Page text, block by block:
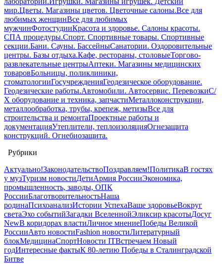
мир.Цветы. Магазины цветов. Цветочные салоны.Все для
любимых женщинВсе для любимых
мужчинФотостудииКрасота и здоровье. Салоны красоты.
СПА процедуры.Спорт. Спортивные товары. Спортивные
секции.Бани. Сауны. БассейныСанатории. Оздоровительные
центры. Базы отдыха.Кафе, рестораны, столовыеТоргово-
развлекательные центрыАптеки. Магазины медицинских
товаровБольницы, поликлиники,
стоматологииГосучрежденияГеодезическое оборудование.
Геодезические работы.Автомобили. Автосервис. ПеревозкиС/
Х оборудование и техника, запчастиМеталлоконструкции,
металлообработка, трубы, крепеж, метизыВсе для
строительства и ремонтаПроектные работы и
документацияУтеплители, теплоизоляцияОгнезащита
конструкций. Огнебиозащита.
Рубрики
Актуально!ЗаконодательствоПоздравляем!ПолитикаВ гостях
у музТуризм новостиДетиАрмия РоссииЭкономика,
промышленность, заводы, ОПК
РоссииБлаготворительностьНаша
родинаПсихоанализИстории УспехаВаше здоровьеВокруг
светаЭхо событийЗагадки ВселеннойЭликсир красотыДосуг
NewВ коридорах властиЛичное мнениеПобеды Великой
РоссииАвто новостиFashion новостиЛитературный
блокМедицинаСпортНовости ITВстречаем Новый
годИнтересные фактыК 80-летию Победы в Сталинградской
Битве